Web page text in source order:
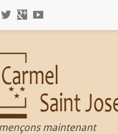
maintenant